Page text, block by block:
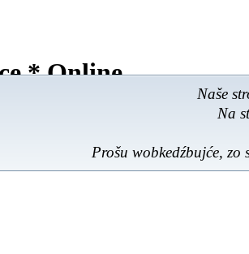
*Online
Naše
Na
Prošu wobkedźbujće, zo